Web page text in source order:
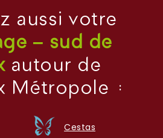
aussi votre
– sud de
autour de
Métropole :
Cestas